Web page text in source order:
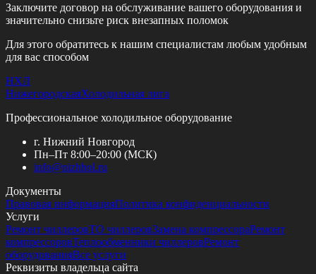
Заключите договор на обслуживание вашего оборудования и
значительно снизьте риск внезапных поломок
Для этого обратитесь к нашим специалистам любым удобным
для вас способом
НХЛ
НижегородскаяХолодильная лига
Профессиональное холодильное оборудование
г. Нижний Новгород
Пн–Пт 8:00–20:00 (МСК)
info@nizhhol.ru
Документы
Правовая информацияПолитика конфиденциальности
Услуги
Ремонт чиллеровТО чиллеровЗамена компрессораРемонт
компрессоровТеплообменники чиллеровРемонт
оборудованияВсе услуги
Реквизиты владельца сайта